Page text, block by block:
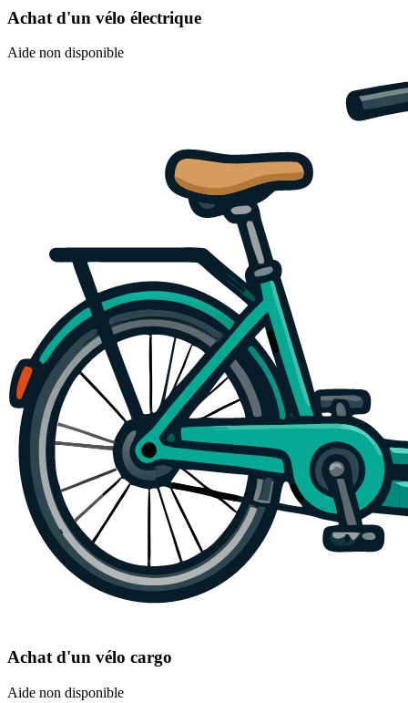
Achat d'un vélo électrique
Aide non disponible
Achat d'un vélo cargo
Aide non disponible